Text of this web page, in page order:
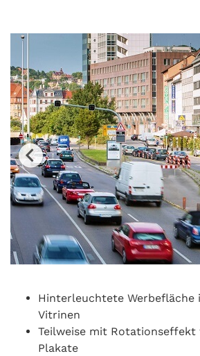
Hinterleuchtete Werbefläche
Vitrinen
Teilweise mit Rotationseffekt
Plakate